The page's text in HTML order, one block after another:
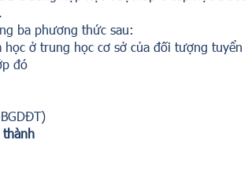
ba phương thức sau:
ở trung học cơ sở của đối tượng tuyển
đó